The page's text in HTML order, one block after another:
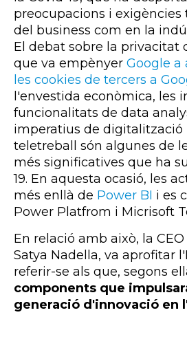
preocupacions i
del business com en la
El debat sobre la privacitat
que va empènyer Google a
les cookies de tercers a
l'envestida econòmica, les
funcionalitats de data
imperatius de digitalització
teletreball són algunes de
més significatives que ha
19. En aquesta ocasió, les
més enllà de Power BI i es
Power Platfrom i Micrisoft
En relació amb això, la
Satya Nadella, va aprofitar
referir-se als que, segons
components que
generació d'innovació en